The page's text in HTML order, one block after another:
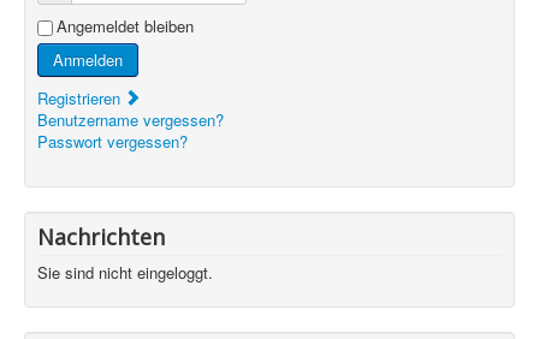
Angemeldet bleiben
Anmelden
Registrieren
Benutzername vergessen?
Passwort vergessen?
Nachrichten
Sie sind nicht eingeloggt.